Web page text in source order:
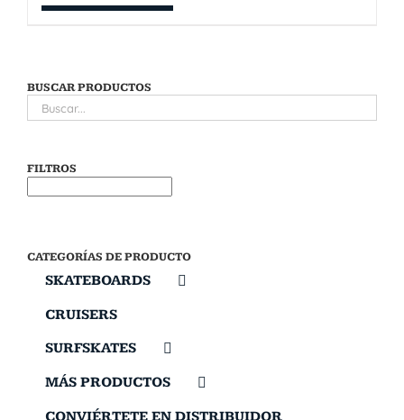
BUSCAR PRODUCTOS
FILTROS
CATEGORÍAS DE PRODUCTO
SKATEBOARDS
CRUISERS
SURFSKATES
MÁS PRODUCTOS